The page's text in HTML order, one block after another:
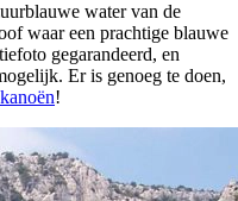
water van de
waar een prachtige blauwe
gegarandeerd, en
Er is genoeg te doen,
!